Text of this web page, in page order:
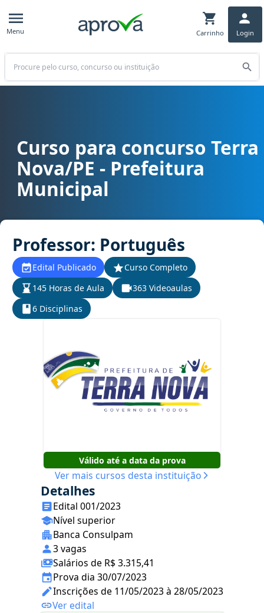
Menu Carrinho Login
Buscar
Curso para concurso Terra Nova/PE - Prefeitura Municipal cargo
Curso para concurso Terra
Nova/PE - Prefeitura
Municipal
Professor: Português
Edital Publicado
Curso Completo
145 Horas de Aula
363 Videoaulas
6 Disciplinas
Válido até a data da prova
Ver mais cursos desta instituição
Detalhes
Edital 001/2023
Nível superior
Banca Consulpam
3 vagas
Salários de R$ 3.315,41
Prova dia 30/07/2023
Inscrições de 11/05/2023 à 28/05/2023
Ver edital